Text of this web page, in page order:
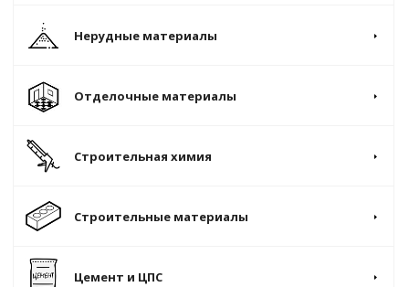
Нерудные материалы
Отделочные материалы
Строительная химия
Строительные материалы
Цемент и ЦПС